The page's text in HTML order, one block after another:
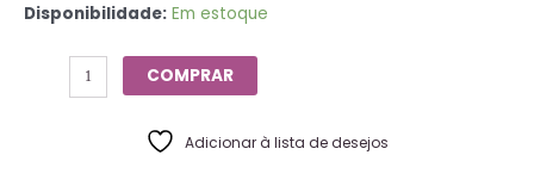
Disponibilidade: Em estoque
COMPRAR
Adicionar à lista de desejos